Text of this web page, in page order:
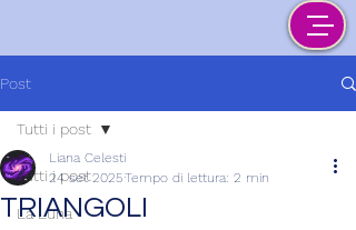
Post
Tutti i post
La Luna
Tutti i post
TRIANGOLI
Liana Celesti
24 set 2025Tempo di lettura: 2 min